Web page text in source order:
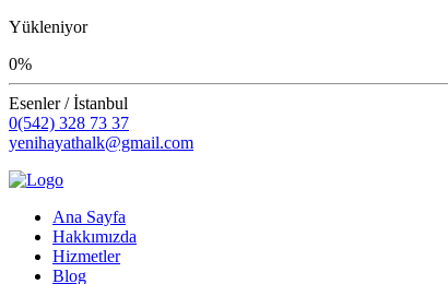
Yükleniyor
0%
Esenler / İstanbul
0(542) 328 73 37
yenihayathalk@gmail.com
Ana Sayfa
Hakkımızda
Hizmetler
Blog